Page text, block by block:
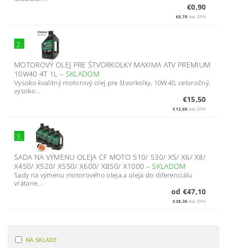
€0,90
€0,70 bez DPH
2.
MOTOROVÝ OLEJ PRE ŠTVORKOLKY MAXIMA ATV PREMIUM
10W40 4T 1L – SKLADOM
Vysoko kvalitný motorový olej pre štvorkolky, 10W40, celoročný,
vysoko...
€15,50
€12,60 bez DPH
3.
SADA NA VÝMENU OLEJA CF MOTO 510/ 530/ X5/ X6/ X8/
X450/ X520/ X550/ X600/ X850/ X1000 –SKLADOM
Sady na výmenu motorového oleja a oleja do diferenciálu
vrátane...
od €47,10
€38,30 bez DPH
NA SKLADE